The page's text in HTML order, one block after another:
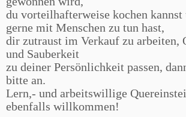
du vorteilhafterweise kochen
gerne mit Menschen zu tun hast,
dir zutraust im Verkauf zu arbeiten,
und Sauberkeit
zu deiner Persönlichkeit passen,
bitte an.
Lern,- und arbeitswillige
ebenfalls willkommen!